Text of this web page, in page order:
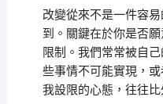
改變從來不是一件容
到。關鍵在於你是否
限制。我們常常被自
些事情不可能實現，
我設限的心態，往往